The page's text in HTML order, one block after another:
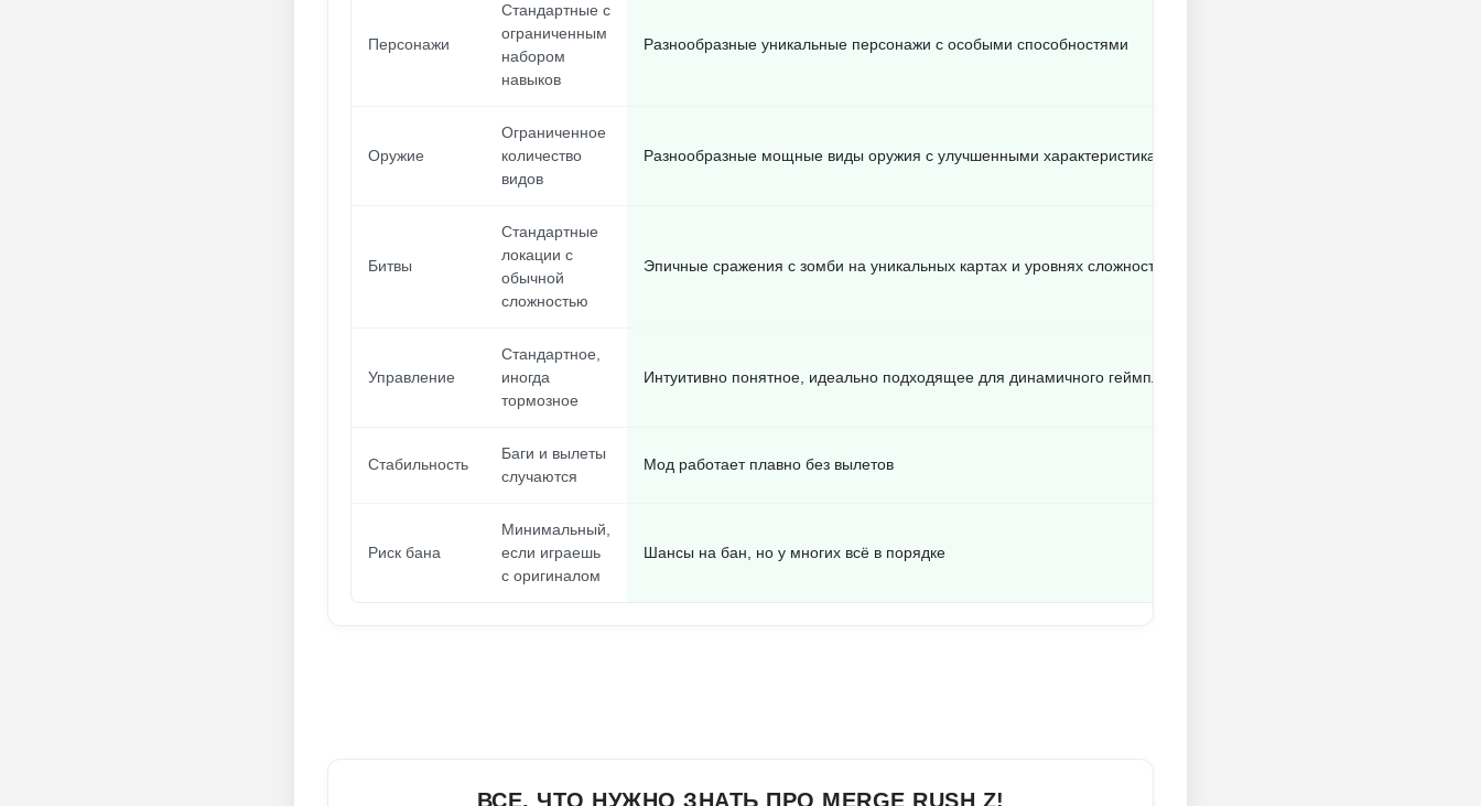
Персонажи
Стандартные с
ограниченным
набором
навыков
Разнообразные уникальные персонажи с особыми способностями
Оружие
Ограниченное
количество
видов
Разнообразные мощные виды оружия с улучшенными характеристиками
Битвы
Стандартные
локации с
обычной
сложностью
Эпичные сражения с зомби на уникальных картах и уровнях сложности
Управление
Стандартное,
иногда
тормозное
Интуитивно понятное, идеально подходящее для динамичного геймплея
Стабильность
Баги и вылеты
случаются
Мод работает плавно без вылетов
Риск бана
Минимальный,
если играешь
с оригиналом
Шансы на бан, но у многих всё в порядке
ВСЕ, ЧТО НУЖНО ЗНАТЬ ПРО MERGE RUSH Z!